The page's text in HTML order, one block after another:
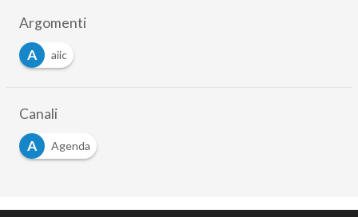
Argomenti
A
aiic
Canali
A
Agenda